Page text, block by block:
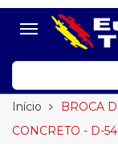
Início
BROCA
CONCRETO - D-